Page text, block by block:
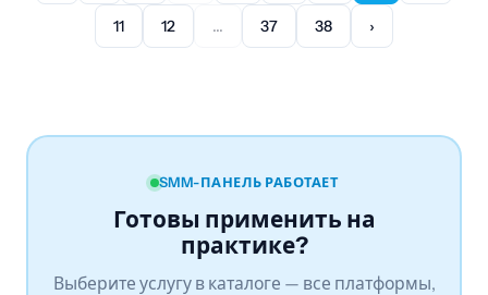
11 12 ... 37 38 ›
SMM-ПАНЕЛЬ РАБОТАЕТ
Готовы применить на
практике?
Выберите услугу в каталоге — все платформы,